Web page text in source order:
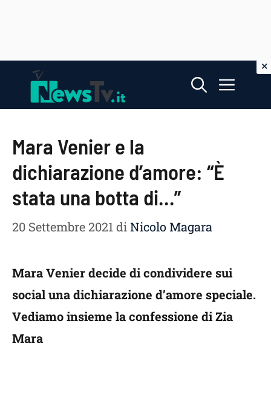
contenuto
Menu
Mara Venier e la
dichiarazione d’amore: “È
stata una botta di…”
20 Settembre 2021 diNicolo Magara
Mara Venier decide di condividere sui
social una dichiarazione d’amore speciale.
Vediamo insieme la confessione di Zia
Mara